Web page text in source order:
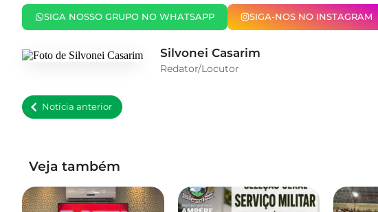
SIGA NOSSO GRUPO NO WHATSAPP SIGA-NOS NO INSTAGRAM
Silvonei Casarim
Redator/Locutor
Notícia anterior
Veja também